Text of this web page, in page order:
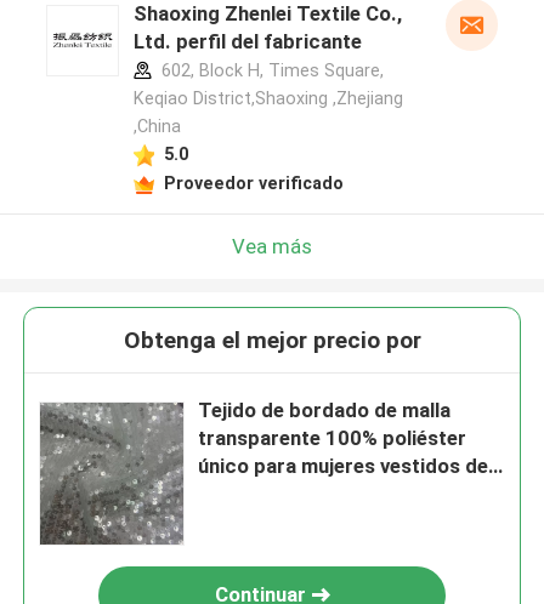
Shaoxing Zhenlei Textile Co.,
Ltd. perfil del fabricante
602, Block H, Times Square,
Keqiao District,Shaoxing ,Zhejiang
,China
5.0
Proveedor verificado
Vea más
Obtenga el mejor precio por
Tejido de bordado de malla
transparente 100% poliéster
único para mujeres vestidos de
Continuar